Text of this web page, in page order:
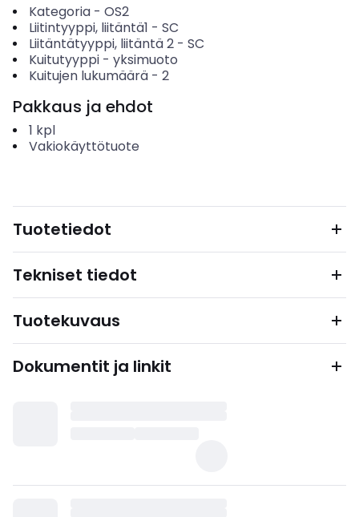
Kategoria- OS2
Liitintyyppi, liitäntä1 - SC
Liitäntätyyppi, liitäntä 2- SC
Kuitutyyppi- yksimuoto
Kuitujen lukumäärä- 2
Pakkaus ja ehdot
1 kpl
Vakiokäyttötuote
Tuotetiedot
Tekniset tiedot
Tuotekuvaus
Dokumentit ja linkit